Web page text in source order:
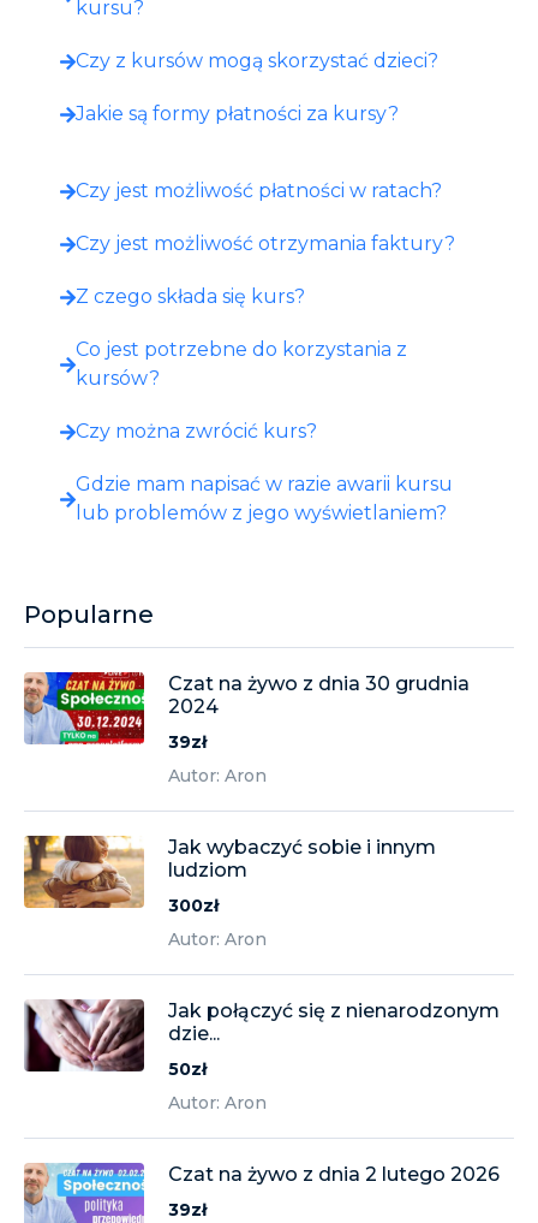
kursu?
Czy z kursów mogą skorzystać dzieci?
Jakie są formy płatności za kursy?
Czy jest możliwość płatności w ratach?
Czy jest możliwość otrzymania faktury?
Z czego składa się kurs?
Co jest potrzebne do korzystania z
kursów?
Czy można zwrócić kurs?
Gdzie mam napisać w razie awarii kursu
lub problemów z jego wyświetlaniem?
Popularne
Czat na żywo z dnia 30 grudnia
2024
39zł
Autor: Aron
Jak wybaczyć sobie i innym
ludziom
300zł
Autor: Aron
Jak połączyć się z nienarodzonym
dzie...
50zł
Autor: Aron
Czat na żywo z dnia 2 lutego 2026
39zł